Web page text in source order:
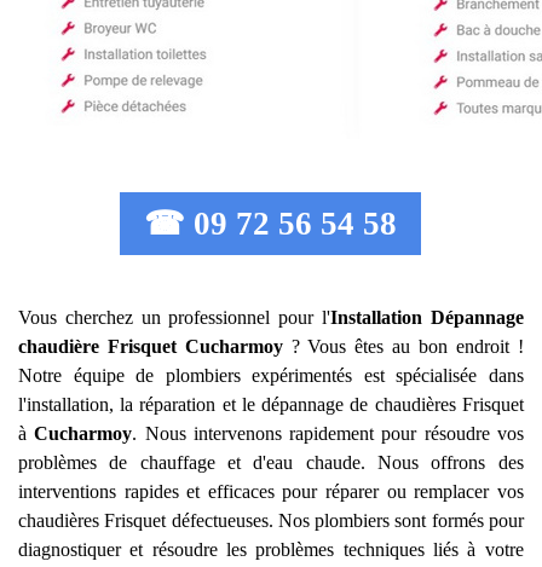
☎ 09 72 56 54 58
Vous cherchez un professionnel pour l'Installation Dépannage
chaudière Frisquet Cucharmoy? Vous êtes au bon endroit !
Notre équipe de plombiers expérimentés est spécialisée dans
l'installation, la réparation et le dépannage de chaudières Frisquet
àCucharmoy. Nous intervenons rapidement pour résoudre vos
problèmes de chauffage et d'eau chaude. Nous offrons des
interventions rapides et efficaces pour réparer ou remplacer vos
chaudières Frisquet défectueuses. Nos plombiers sont formés pour
diagnostiquer et résoudre les problèmes techniques liés à votre